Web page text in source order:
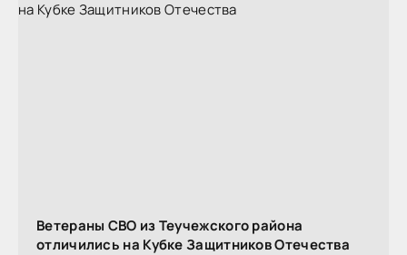
Ветераны СВО из Теучежского района
отличились на Кубке Защитников Отечества